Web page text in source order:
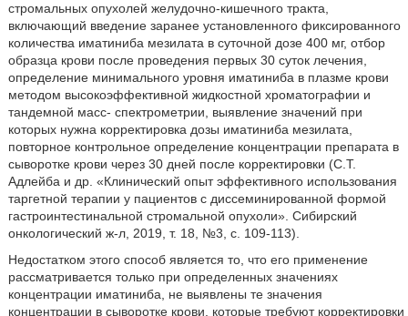
стромальных опухолей желудочно-кишечного тракта,
включающий введение заранее установленного фиксированного
количества иматиниба мезилата в суточной дозе 400 мг, отбор
образца крови после проведения первых 30 суток лечения,
определение минимального уровня иматиниба в плазме крови
методом высокоэффективной жидкостной хроматографии и
тандемной масс- спектрометрии, выявление значений при
которых нужна корректировка дозы иматиниба мезилата,
повторное контрольное определение концентрации препарата в
сыворотке крови через 30 дней после корректировки (С.Т.
Адлейба и др. «Клинический опыт эффективного использования
таргетной терапии у пациентов с диссеминированной формой
гастроинтестинальной стромальной опухоли». Сибирский
онкологический ж-л, 2019, т. 18, №3, с. 109-113).
Недостатком этого способ является то, что его применение
рассматривается только при определенных значениях
концентрации иматиниба, не выявлены те значения
концентрации в сыворотке крови, которые требуют корректировки